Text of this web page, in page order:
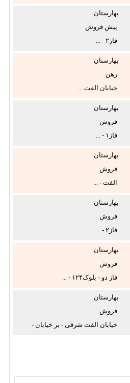
بهارستان
پیش فروش
فاز۲ - ...
بهارستان
رهن
خیابان الفت ...
بهارستان
فروش
فاز۱ - ...
بهارستان
فروش
الفت - ...
بهارستان
فروش
فاز۲ - ...
بهارستان
فروش
فاز دو - بلوک۱۲۴ - ...
بهارستان
فروش
خیابان الفت شرقی - بر خیابان -